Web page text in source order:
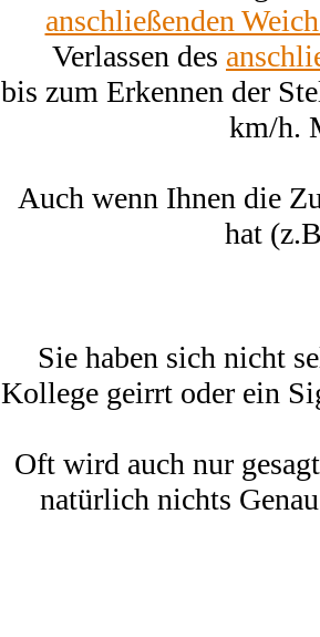
anschließenden
Verlassen des
bis zum Erkennen der
km/h.
Auch wenn Ihnen die
hat
Sie haben sich nicht
Kollege geirrt oder ein
Oft wird auch nur
natürlich nichts